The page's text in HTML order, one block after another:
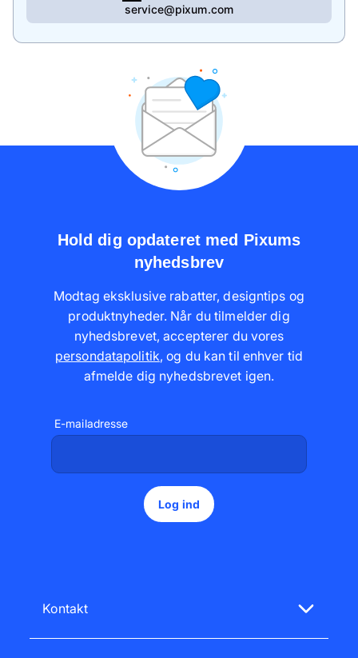
service@pixum.com
Hold dig opdateret med Pixums
nyhedsbrev
Modtag eksklusive rabatter, designtips og
produktnyheder. Når du tilmelder dig
nyhedsbrevet, accepterer du vores
persondatapolitik,og du kan til enhver tid
afmelde dig nyhedsbrevet igen.
E-mailadresse
Log ind
Kontakt
Vores kundeservice hjælper dig gerne!